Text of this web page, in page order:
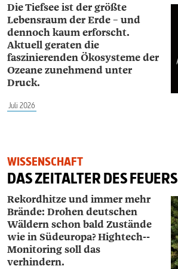
Die Tiefsee ist der größte
Lebensraum der Erde – und
dennoch kaum erforscht.
Aktuell geraten die
faszinierenden Ökosysteme der
Ozeane zunehmend unter
Druck.
Juli 2026
WISSENSCHAFT
DAS ZEITALTER DES FEUERS
Rekordhitze und immer mehr
Brände: Drohen deutschen
Wäldern schon bald Zustände
wie in Südeuropa? Hightech-­
Monitoring soll das
verhindern.